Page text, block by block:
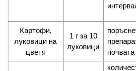
Картофи,
луковици на
цветя
1 г за 10
луковици
почвата